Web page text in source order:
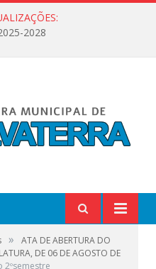
2028
»
ATA DE ABERTURA DO
DE 06 DE AGOSTO DE
2ºsemestre